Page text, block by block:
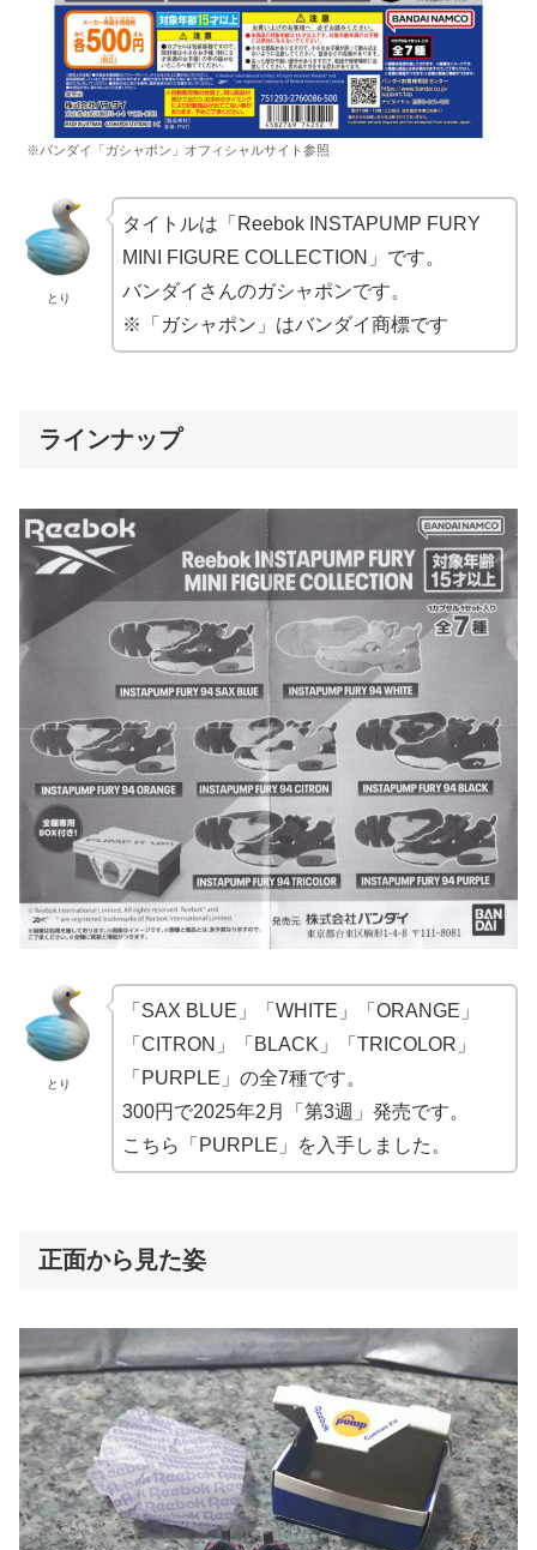
※バンダイ「ガシャポン」オフィシャルサイト参照
とり
タイトルは「Reebok INSTAPUMP FURY
MINI FIGURE COLLECTION」です。
バンダイさんのガシャポンです。
※「ガシャポン」はバンダイ商標です
ラインナップ
とり
「SAX BLUE」「WHITE」「ORANGE」
「CITRON」「BLACK」「TRICOLOR」
「PURPLE」の全7種です。
300円で2025年2月「第3週」発売です。
こちら「PURPLE」を入手しました。
正面から見た姿